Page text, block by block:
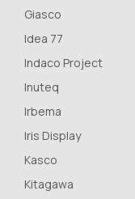
Giasco
Idea 77
Indaco Project
Inuteq
Irbema
Iris Display
Kasco
Kitagawa